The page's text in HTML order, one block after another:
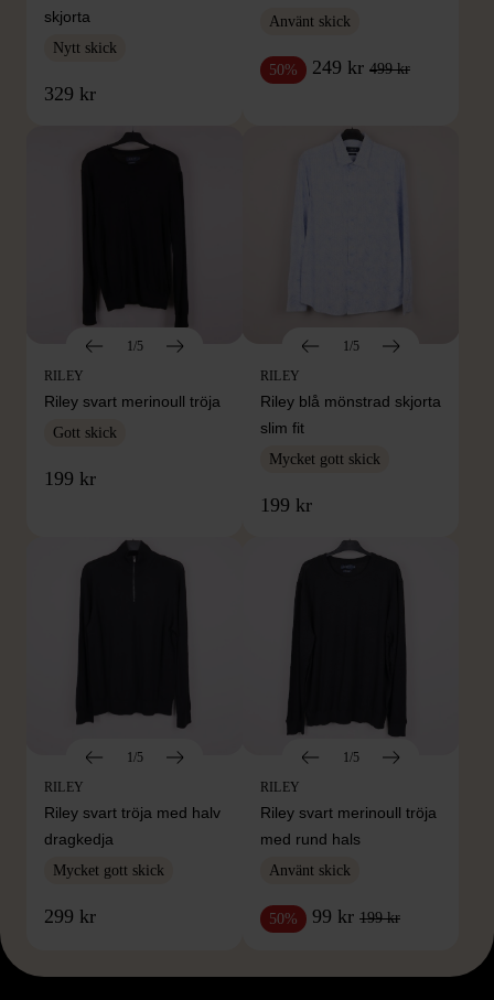
skjorta
Nytt skick
329 kr
Använt skick
50% 249 kr 499 kr
1/5
RILEY
Riley svart merinoull tröja
Gott skick
199 kr
1/5
RILEY
Riley blå mönstrad skjorta
slim fit
Mycket gott skick
199 kr
1/5
RILEY
Riley svart tröja med halv
dragkedja
Mycket gott skick
299 kr
1/5
RILEY
Riley svart merinoull tröja
med rund hals
Använt skick
50% 99 kr 199 kr